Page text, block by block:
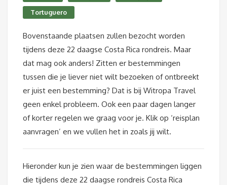
Tortuguero
Bovenstaande plaatsen zullen bezocht worden
tijdens deze 22 daagse Costa Rica rondreis. Maar
dat mag ook anders! Zitten er bestemmingen
tussen die je liever niet wilt bezoeken of ontbreekt
er juist een bestemming? Dat is bij Witropa Travel
geen enkel probleem. Ook een paar dagen langer
of korter regelen we graag voor je. Klik op ‘reisplan
aanvragen’ en we vullen het in zoals jij wilt.
Hieronder kun je zien waar de bestemmingen liggen
die tijdens deze 22 daagse rondreis Costa Rica